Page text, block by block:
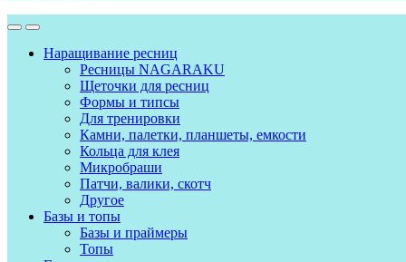
Наращивание ресниц
Ресницы NAGARAKU
Щеточки для ресниц
Формы и типсы
Для тренировки
Камни, палетки, планшеты, емкости
Кольца для клея
Микробраши
Патчи, валики, скотч
Другое
Базы и топы
Базы и праймеры
Топы